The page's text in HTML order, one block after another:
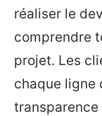
réaliser le
comprendre
projet. Les
chaque ligne
transparence